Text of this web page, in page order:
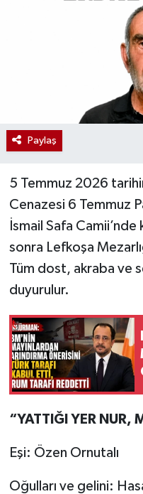
Paylaş
5 Temmuz 2026
Cenazesi 6 Temmuz
İsmail Safa Camii’nde
sonra Lefkoşa
Tüm dost, akraba ve
duyurulur.
“YATTIĞI YER NUR,
Eşi: Özen Ornutalı
Oğulları ve gelini: